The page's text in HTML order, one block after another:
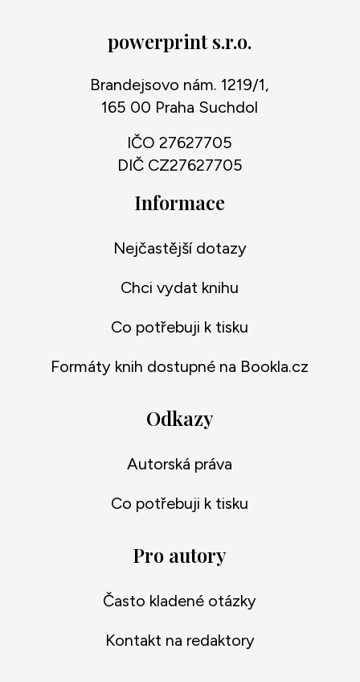
powerprint s.r.o.
Brandejsovo nám. 1219/1,
165 00 Praha Suchdol
IČO 27627705
DIČ CZ27627705
Informace
Nejčastější dotazy
Chci vydat knihu
Co potřebuji k tisku
Formáty knih dostupné na Bookla.cz
Odkazy
Autorská práva
Co potřebuji k tisku
Pro autory
Často kladené otázky
Kontakt na redaktory